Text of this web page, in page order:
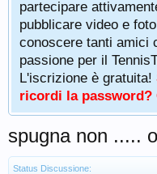
partecipare
pubblicare video e
conoscere tanti amici
passione per il
L'iscrizione è gratuita!
ricordi la password?
spugna non .....
Status Discussione: